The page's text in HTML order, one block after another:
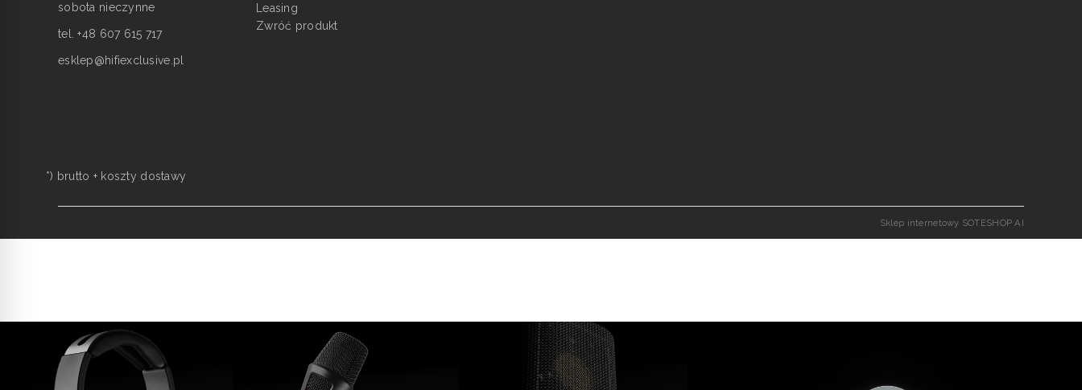
sobota nieczynne
tel. +48 607 615 717
esklep@hifiexclusive.pl
Leasing
Zwróć produkt
*) brutto + koszty dostawy
Sklep internetowy SOTESHOP AI